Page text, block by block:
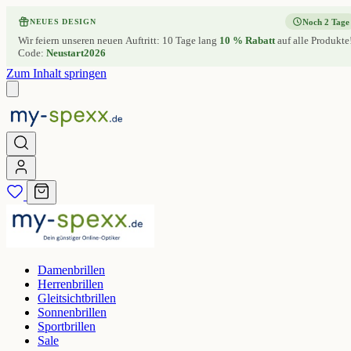
NEUES DESIGN
Wir feiern unseren neuen Auftritt: 10 Tage lang 10 % Rabattauf alle
Code: Neustart2026
Noch 2 Tage
Zum Inhalt springen
Damenbrillen
Herrenbrillen
Gleitsichtbrillen
Sonnenbrillen
Sportbrillen
Sale